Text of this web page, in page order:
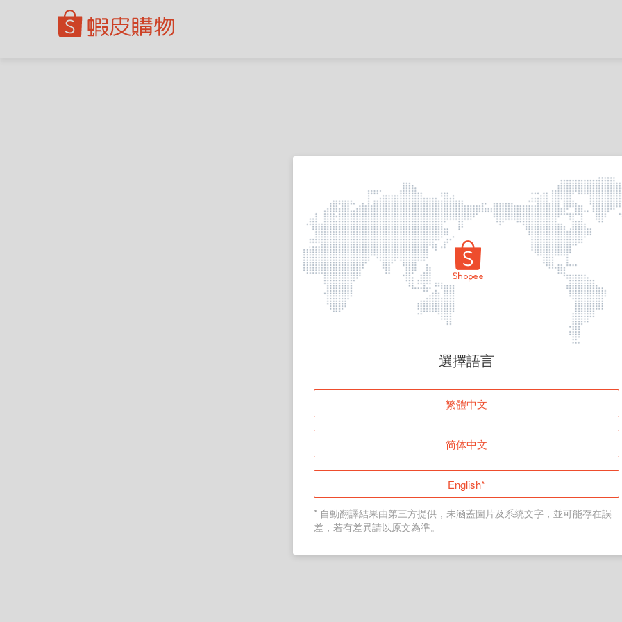
頁面無法顯示
登入
返回首頁
選擇語言
繁體中文
简体中文
English*
* 自動翻譯結果由第三方提供，未涵蓋圖片及系統文字，並可能存在誤
差，若有差異請以原文為準。